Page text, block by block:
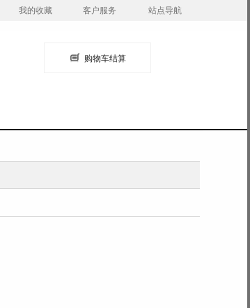
我的收藏 客户服务 站点导航
购物车结算